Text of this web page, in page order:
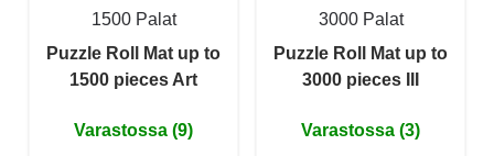
1500 Palat
Puzzle Roll Mat up to
1500 pieces Art
Varastossa (9)
3000 Palat
Puzzle Roll Mat up to
3000 pieces III
Varastossa (3)